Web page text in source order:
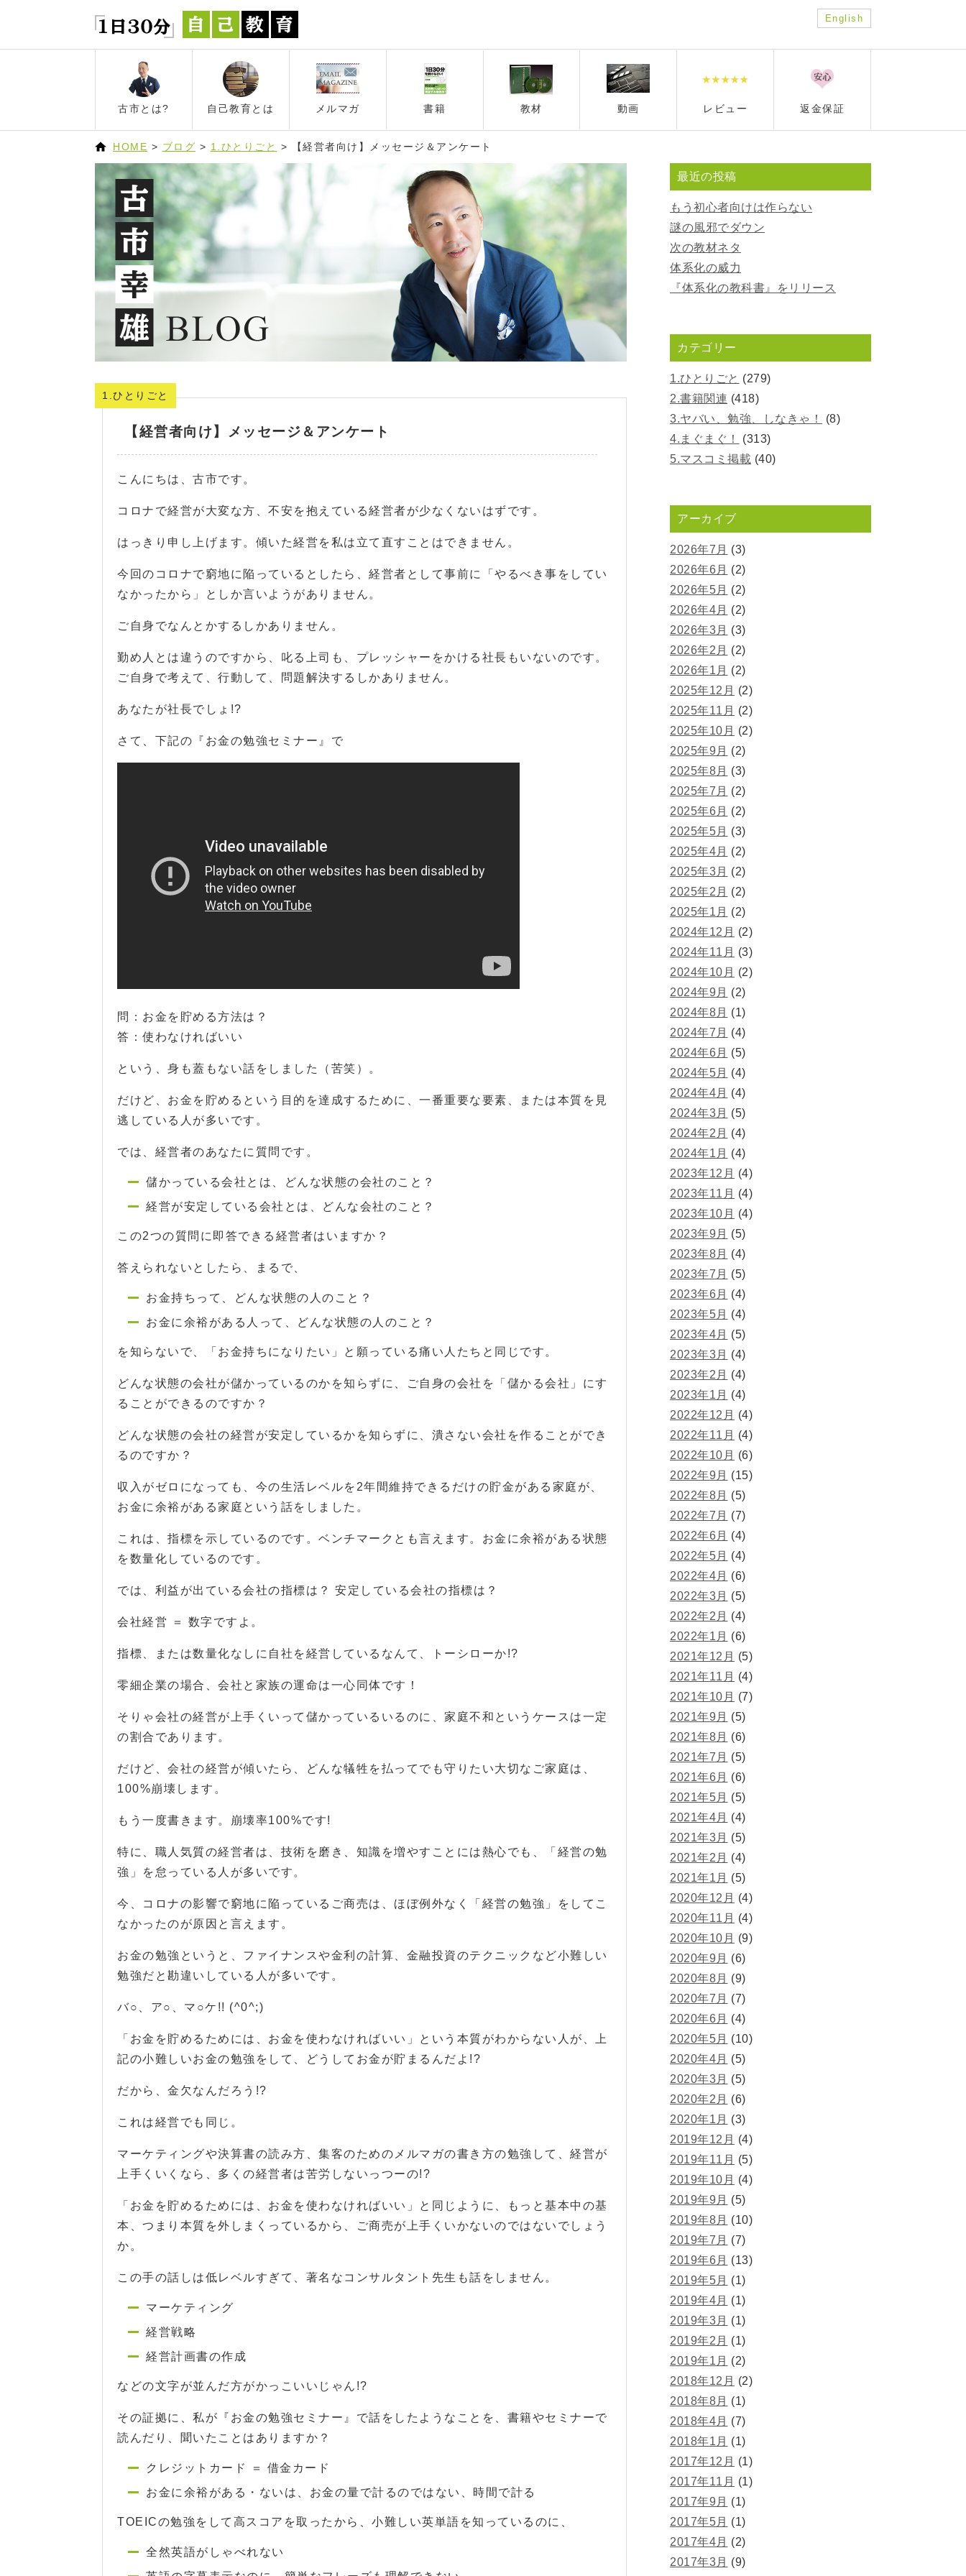
English
古市とは? 自己教育とは メルマガ 書籍 教材 動画 レビュー 返金保証
HOME > ブログ > 1.ひとりごと > 【経営者向け】メッセージ＆アンケート
1.ひとりごと
【経営者向け】メッセージ＆アンケート
こんにちは、古市です。
コロナで経営が大変な方、不安を抱えている経営者が少なくないはずです。
はっきり申し上げます。傾いた経営を私は立て直すことはできません。
今回のコロナで窮地に陥っているとしたら、経営者として事前に「やるべき事をしてい
なかったから」としか言いようがありません。
ご自身でなんとかするしかありません。
勤め人とは違うのですから、叱る上司も、プレッシャーをかける社長もいないのです。
ご自身で考えて、行動して、問題解決するしかありません。
あなたが社長でしょ!?
さて、下記の『お金の勉強セミナー』で
問：お金を貯める方法は？
答：使わなければいい
という、身も蓋もない話をしました（苦笑）。
だけど、お金を貯めるという目的を達成するために、一番重要な要素、または本質を見
逃している人が多いです。
では、経営者のあなたに質問です。
儲かっている会社とは、どんな状態の会社のこと？
経営が安定している会社とは、どんな会社のこと？
この2つの質問に即答できる経営者はいますか？
答えられないとしたら、まるで、
お金持ちって、どんな状態の人のこと？
お金に余裕がある人って、どんな状態の人のこと？
を知らないで、「お金持ちになりたい」と願っている痛い人たちと同じです。
どんな状態の会社が儲かっているのかを知らずに、ご自身の会社を「儲かる会社」にす
ることができるのですか？
どんな状態の会社の経営が安定しているかを知らずに、潰さない会社を作ることができ
るのですか？
収入がゼロになっても、今の生活レベルを2年間維持できるだけの貯金がある家庭が、
お金に余裕がある家庭という話をしました。
これは、指標を示しているのです。ベンチマークとも言えます。お金に余裕がある状態
を数量化しているのです。
では、利益が出ている会社の指標は？ 安定している会社の指標は？
会社経営 ＝ 数字ですよ。
指標、または数量化なしに自社を経営しているなんて、トーシローか!?
零細企業の場合、会社と家族の運命は一心同体です！
そりゃ会社の経営が上手くいって儲かっているいるのに、家庭不和というケースは一定
の割合であります。
だけど、会社の経営が傾いたら、どんな犠牲を払ってでも守りたい大切なご家庭は、
100%崩壊します。
もう一度書きます。崩壊率100%です!
特に、職人気質の経営者は、技術を磨き、知識を増やすことには熱心でも、「経営の勉
強」を怠っている人が多いです。
今、コロナの影響で窮地に陥っているご商売は、ほぼ例外なく「経営の勉強」をしてこ
なかったのが原因と言えます。
お金の勉強というと、ファイナンスや金利の計算、金融投資のテクニックなど小難しい
勉強だと勘違いしている人が多いです。
バ○、ア○、マ○ケ!! (^0^;)
「お金を貯めるためには、お金を使わなければいい」という本質がわからない人が、上
記の小難しいお金の勉強をして、どうしてお金が貯まるんだよ!?
だから、金欠なんだろう!?
これは経営でも同じ。
マーケティングや決算書の読み方、集客のためのメルマガの書き方の勉強して、経営が
上手くいくなら、多くの経営者は苦労しないっつーの!?
「お金を貯めるためには、お金を使わなければいい」と同じように、もっと基本中の基
本、つまり本質を外しまくっているから、ご商売が上手くいかないのではないでしょう
か。
この手の話しは低レベルすぎて、著名なコンサルタント先生も話をしません。
マーケティング
経営戦略
経営計画書の作成
などの文字が並んだ方がかっこいいじゃん!?
その証拠に、私が『お金の勉強セミナー』で話をしたようなことを、書籍やセミナーで
読んだり、聞いたことはありますか？
クレジットカード ＝ 借金カード
お金に余裕がある・ないは、お金の量で計るのではない、時間で計る
TOEICの勉強をして高スコアを取ったから、小難しい英単語を知っているのに、
全然英語がしゃべれない
最近の投稿
もう初心者向けは作らない
謎の風邪でダウン
次の教材ネタ
体系化の威力
『体系化の教科書』をリリース
カテゴリー
1.ひとりごと (279)
2.書籍関連 (418)
3.ヤバい、勉強、しなきゃ！
(8)
4.まぐまぐ！
(313)
5.マスコミ掲載 (40)
アーカイブ
2026年7月 (3)
2026年6月 (2)
2026年5月 (2)
2026年4月 (2)
2026年3月 (3)
2026年2月 (2)
2026年1月 (2)
2025年12月 (2)
2025年11月 (2)
2025年10月 (2)
2025年9月 (2)
2025年8月 (3)
2025年7月 (2)
2025年6月 (2)
2025年5月 (3)
2025年4月 (2)
2025年3月 (2)
2025年2月 (2)
2025年1月 (2)
2024年12月 (2)
2024年11月 (3)
2024年10月 (2)
2024年9月 (2)
2024年8月 (1)
2024年7月 (4)
2024年6月 (5)
2024年5月 (4)
2024年4月 (4)
2024年3月 (5)
2024年2月 (4)
2024年1月 (4)
2023年12月 (4)
2023年11月 (4)
2023年10月 (4)
2023年9月 (5)
2023年8月 (4)
2023年7月 (5)
2023年6月 (4)
2023年5月 (4)
2023年4月 (5)
2023年3月 (4)
2023年2月 (4)
2023年1月 (4)
2022年12月 (4)
2022年11月 (4)
2022年10月 (6)
2022年9月 (15)
2022年8月 (5)
2022年7月 (7)
2022年6月 (4)
2022年5月 (4)
2022年4月 (6)
2022年3月 (5)
2022年2月 (4)
2022年1月 (6)
2021年12月 (5)
2021年11月 (4)
2021年10月 (7)
2021年9月 (5)
2021年8月 (6)
2021年7月 (5)
2021年6月 (6)
2021年5月 (5)
2021年4月 (4)
2021年3月 (5)
2021年2月 (4)
2021年1月 (5)
2020年12月 (4)
2020年11月 (4)
2020年10月 (9)
2020年9月 (6)
2020年8月 (9)
2020年7月 (7)
2020年6月 (4)
2020年5月 (10)
2020年4月 (5)
2020年3月 (5)
2020年2月 (6)
2020年1月 (3)
2019年12月 (4)
2019年11月 (5)
2019年10月 (4)
2019年9月 (5)
2019年8月 (10)
2019年7月 (7)
2019年6月 (13)
2019年5月 (1)
2019年4月 (1)
2019年3月 (1)
2019年2月 (1)
2019年1月 (2)
2018年12月 (2)
2018年8月 (1)
2018年4月 (7)
2018年1月 (1)
2017年12月 (1)
2017年11月 (1)
2017年9月 (1)
2017年5月 (1)
2017年4月 (2)
2017年3月 (9)